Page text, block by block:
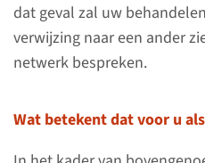
dat geval zal uw
verwijzing naar een ander
netwerk bespreken.
Wat betekent dat voor u
bekijk